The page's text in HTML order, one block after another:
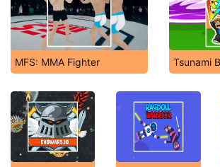
MFS: MMA Fighter Tsunami